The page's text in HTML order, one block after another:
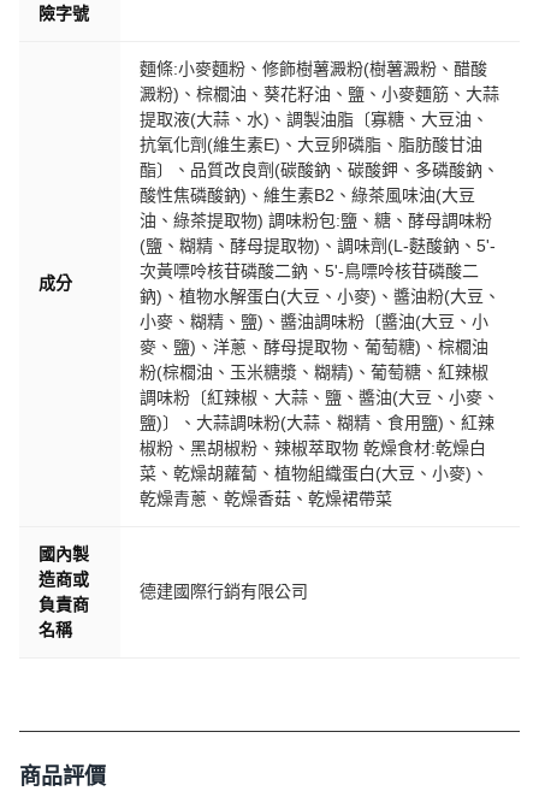
險字號
成分
麵條:小麥麵粉、修飾樹薯澱粉(樹薯澱粉、醋酸
澱粉)、棕櫚油、葵花籽油、鹽、小麥麵筋、大蒜
提取液(大蒜、水)、調製油脂〔寡糖、大豆油、
抗氧化劑(維生素E)、大豆卵磷脂、脂肪酸甘油
酯〕、品質改良劑(碳酸鈉、碳酸鉀、多磷酸鈉、
酸性焦磷酸鈉)、維生素B2、綠茶風味油(大豆
油、綠茶提取物) 調味粉包:鹽、糖、酵母調味粉
(鹽、糊精、酵母提取物)、調味劑(L-麩酸鈉、5'-
次黃嘌呤核苷磷酸二鈉、5'-鳥嘌呤核苷磷酸二
鈉)、植物水解蛋白(大豆、小麥)、醬油粉(大豆、
小麥、糊精、鹽)、醬油調味粉〔醬油(大豆、小
麥、鹽)、洋蔥、酵母提取物、葡萄糖)、棕櫚油
粉(棕櫚油、玉米糖漿、糊精)、葡萄糖、紅辣椒
調味粉〔紅辣椒、大蒜、鹽、醬油(大豆、小麥、
鹽)〕、大蒜調味粉(大蒜、糊精、食用鹽)、紅辣
椒粉、黑胡椒粉、辣椒萃取物 乾燥食材:乾燥白
菜、乾燥胡蘿蔔、植物組織蛋白(大豆、小麥)、
乾燥青蔥、乾燥香菇、乾燥裙帶菜
國內製
造商或
負責商
名稱
德建國際行銷有限公司
商品評價